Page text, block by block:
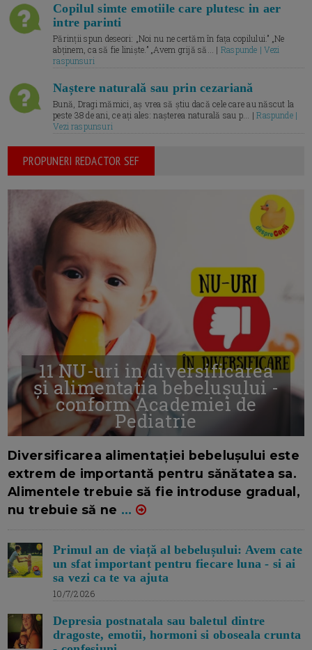
Copilul simte emotiile care plutesc in aer
intre parinti
Părinții spun deseori: „Noi nu ne certăm în fața copilului.” „Ne
abținem, ca să fie liniște.” „Avem grijă să... | Raspunde | Vezi
raspunsuri
Naștere naturală sau prin cezariană
Bună, Dragi mămici, aș vrea să știu dacă cele care au născut la
peste 38 de ani, ce ați ales: nașterea naturală sau p... |Raspunde |
Vezi raspunsuri
PROPUNERI REDACTOR SEF
11 NU-uri in diversificarea
și alimentația bebelușului -
conform Academiei de
Pediatrie
Diversificarea alimentației bebelușului este
extrem de importantă pentru sănătatea sa.
Alimentele trebuie să fie introduse gradual,
nu trebuie să ne ...
Primul an de viață al bebelușului: Avem cate
un sfat important pentru fiecare luna - si ai
sa vezi ca te va ajuta
10/7/2026
Depresia postnatala sau baletul dintre
dragoste, emotii, hormoni si oboseala crunta